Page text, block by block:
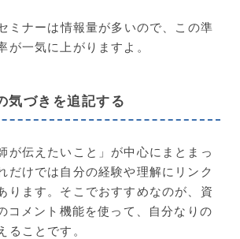
ミナーは情報量が多いので、この準
が一気に上がりますよ。
気づきを追記する
が伝えたいこと」が中心にまとまっ
だけでは自分の経験や理解にリンク
ります。そこでおすすめなのが、資
コメント機能を使って、自分なりの
ることです。